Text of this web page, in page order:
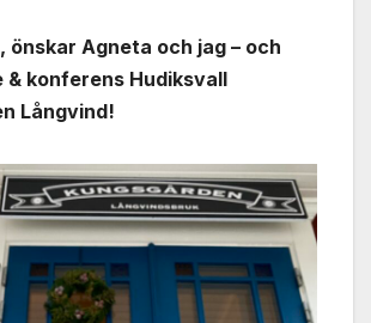
önskar Agneta och jag – och
& konferens Hudiksvall
Långvind!